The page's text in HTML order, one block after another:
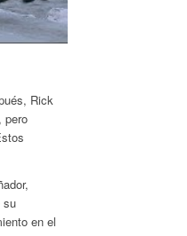
Rick
pero
su
en el